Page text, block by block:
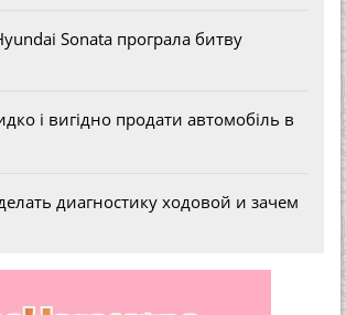
Sonata програла битву
і вигідно продати автомобіль в
диагностику ходовой и зачем